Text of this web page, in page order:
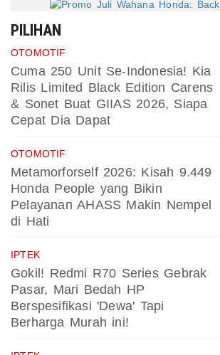
PILIHAN
OTOMOTIF
Cuma 250 Unit Se-Indonesia! Kia
Rilis Limited Black Edition Carens
& Sonet Buat GIIAS 2026, Siapa
Cepat Dia Dapat
OTOMOTIF
Metamorforself 2026: Kisah 9.449
Honda People yang Bikin
Pelayanan AHASS Makin Nempel
di Hati
IPTEK
Gokil! Redmi R70 Series Gebrak
Pasar, Mari Bedah HP
Berspesifikasi 'Dewa' Tapi
Berharga Murah ini!